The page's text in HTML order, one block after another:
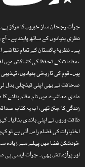
جرأت رجحان ساز خبروں کا مرکز
نظری بنیادوں کے ساتھ پابند ہے۔
ہے۔ نظریۂ پاکستان کے تمام
، مفادات کے تحفظ کی کشاکش میں
ہیں۔قوم کی تاریخی بنیادیں،
صحافت نے بھی اپنی قینچلی بدل
مادی معاشرے میں نام مقام
زندگی کا جتن تھی، اب یہ کتاب
طاقت وروں نے اپنی باندی بنالیا۔
اختیارات کی فضاء راس آتی ہے تو
خودشکن فضا میں پہلے سے زیادہ
اور پرآزمائش بھی۔ جرأت ایسی